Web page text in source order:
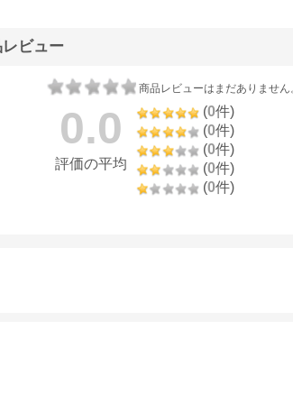
ビュー
商品レビューはまだありません
0.0
評価の平均
(0件)
(0件)
(0件)
(0件)
(0件)